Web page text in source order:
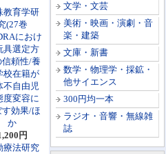
文学・文芸
美術・映画・演劇・音
楽・建築
文庫・新書
数学・物理学・採鉱・
他サイエンス
300円均一本
ラジオ・音響・無線雑
誌
教育学研
(27巻
におけ
具選定方
信頼性/養
校在籍が
不自由児
度変容に
す効果/ほ
か
円
療法研究